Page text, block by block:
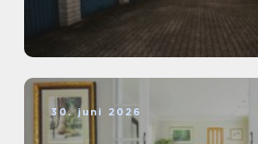
30. juni 2026